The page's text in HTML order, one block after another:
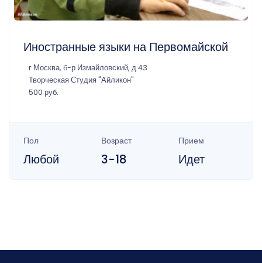
Иностранные языки на Первомайской
г Москва, б-р Измайловский, д 43
Творческая Студия "Айликон"
500 руб.
Пол
Любой
Возраст
3-18
Прием
Идет